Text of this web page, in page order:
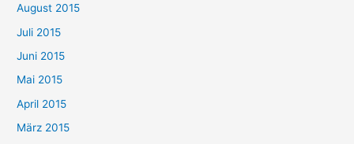
August 2015
Juli 2015
Juni 2015
Mai 2015
April 2015
März 2015